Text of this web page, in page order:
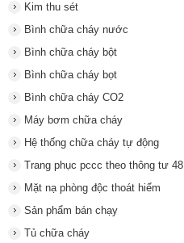
Kim thu sét
Bình chữa cháy nước
Bình chữa cháy bột
Bình chữa cháy bọt
Bình chữa cháy CO2
Máy bơm chữa cháy
Hệ thống chữa cháy tự động
Trang phục pccc theo thông tư 48
Mặt nạ phòng độc thoát hiểm
Sản phẩm bán chạy
Tủ chữa cháy